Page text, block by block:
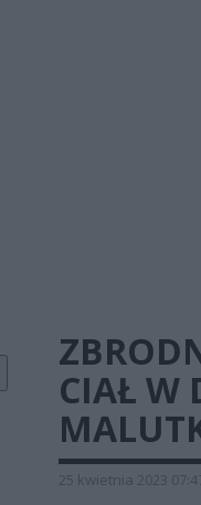
CIAŁ W
25 kwietnia 2023